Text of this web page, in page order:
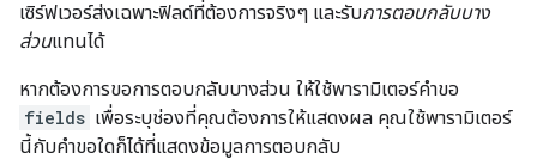
เซิร์ฟเวอร์ส่งเฉพาะฟิลด์ที่ต้องการจริงๆ และรับการตอบกลับบาง
ส่วนแทนได้
หากต้องการขอการตอบกลับบางส่วน ให้ใช้พารามิเตอร์คำขอ
fields เพื่อระบุช่องที่คุณต้องการให้แสดงผล คุณใช้พารามิเตอร์
นี้กับคำขอใดก็ได้ที่แสดงข้อมูลการตอบกลับ